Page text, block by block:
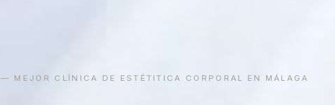
— MEJOR CLÍNICA DE ESTÉTITICA CORPORAL EN MÁLAGA